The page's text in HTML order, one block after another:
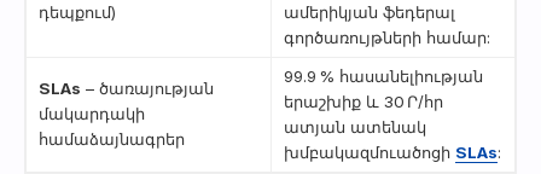
դեպքում)
ամերիկյան ֆեդերալ
գործառույթների համար:
SLAs – ծառայության
մակարդակի
համաձայնագրեր
99.9 % հասանելիության
երաշխիք և 30 Ր/հր
ատյան ատենակ
խմբակազմուածոցի SLAs: